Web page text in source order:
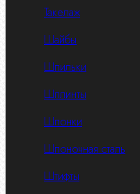
Такелаж
Шайбы
Шпильки
Шплинты
Шпонки
Шпоночная сталь
Штифты